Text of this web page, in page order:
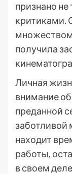
признано не
критиками.
получила
Личная
внимание
преданной
заботливой
находит
работы,
в своем